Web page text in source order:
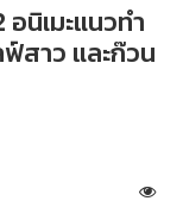
นิเมะแนวทำ
สาว และก๊วน